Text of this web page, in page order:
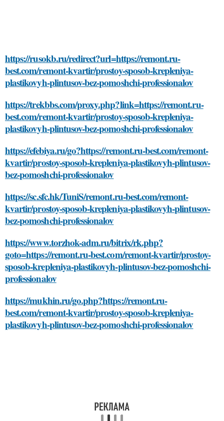
https://rusokb.ru/redirect?url=https://remont.ru-
best.com/remont-kvartir/prostoy-sposob-krepleniya-
plastikovyh-plintusov-bez-pomoshchi-professionalov
https://trekbbs.com/proxy.php?link=https://remont.ru-
best.com/remont-kvartir/prostoy-sposob-krepleniya-
plastikovyh-plintusov-bez-pomoshchi-professionalov
https://efebiya.ru/go?https://remont.ru-best.com/remont-
kvartir/prostoy-sposob-krepleniya-plastikovyh-plintusov-
bez-pomoshchi-professionalov
https://sc.sfc.hk/TuniS/remont.ru-best.com/remont-
kvartir/prostoy-sposob-krepleniya-plastikovyh-plintusov-
bez-pomoshchi-professionalov
https://www.torzhok-adm.ru/bitrix/rk.php?
goto=https://remont.ru-best.com/remont-kvartir/prostoy-
sposob-krepleniya-plastikovyh-plintusov-bez-pomoshchi-
professionalov
https://mukhin.ru/go.php?https://remont.ru-
best.com/remont-kvartir/prostoy-sposob-krepleniya-
plastikovyh-plintusov-bez-pomoshchi-professionalov